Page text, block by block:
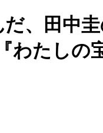
、田中
わたしの